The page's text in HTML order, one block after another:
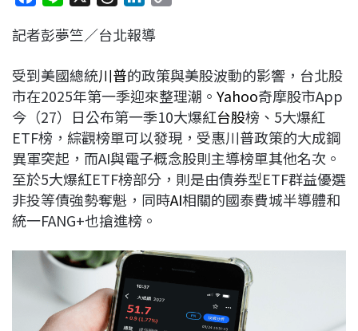
c
b
o
o
k
n
r
a
d
s
n
e
d
I
n
L
i
n
k
記者彭夢竺／台北報導
受到美國總統川普的政策與美股波動的影響，台北股
市在2025年第一季迎來整理潮。 Yahoo奇摩股市App
今（27）日公布第一季10大爆紅台股榜、5大爆紅
ETF榜，綜觀榜單可以發現，受惠川普政策的大成鋼
異軍突起，而AI與電子概念股則主導榜單其他名次。
至於5大爆紅ETF榜部分，則是由債券型ETF群益優選
非投等債強勢奪魁，同時AI相關的國泰費城半導體和
統一FANG+也搶進榜。